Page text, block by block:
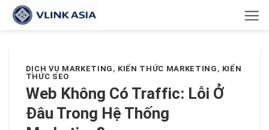
Bỏ
qua
DỊCH VỤ MARKETING , KIẾN THỨC MARKETING , KIẾN
THỨC SEO
Web Không Có Traffic: Lỗi Ở
Đâu Trong Hệ Thống